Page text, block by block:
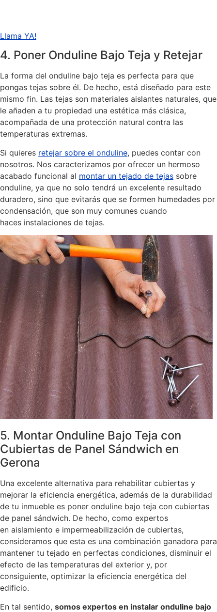
Llama YA!
4. Poner Onduline Bajo Teja y Retejar
La forma del onduline bajo teja es perfecta para que
pongas tejas sobre él. De hecho, está diseñado para este
mismo fin. Las tejas son materiales aislantes naturales, que
le añaden a tu propiedad una estética más clásica,
acompañada de una protección natural contra las
temperaturas extremas.
Si quieres retejar sobre el onduline, puedes contar con
nosotros. Nos caracterizamos por ofrecer un hermoso
acabado funcional al montar un tejado de tejas sobre
onduline, ya que no solo tendrá un excelente resultado
duradero, sino que evitarás que se formen humedades por
condensación, que son muy comunes cuando
haces instalaciones de tejas.
5. Montar Onduline Bajo Teja con
Cubiertas de Panel Sándwich en
Gerona
Una excelente alternativa para rehabilitar cubiertas y
mejorar la eficiencia energética, además de la durabilidad
de tu inmueble es poner onduline bajo teja con cubiertas
de panel sándwich. De hecho, como expertos
en aislamiento e impermeabilización de cubiertas,
consideramos que esta es una combinación ganadora para
mantener tu tejado en perfectas condiciones, disminuir el
efecto de las temperaturas del exterior y, por
consiguiente, optimizar la eficiencia energética del
edificio.
En tal sentido, somos expertos en instalar onduline bajo